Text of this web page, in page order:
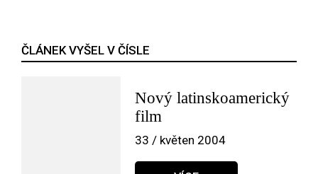
ČLÁNEK VYŠEL V ČÍSLE
Nový latinskoamerický
film
33 / květen 2004